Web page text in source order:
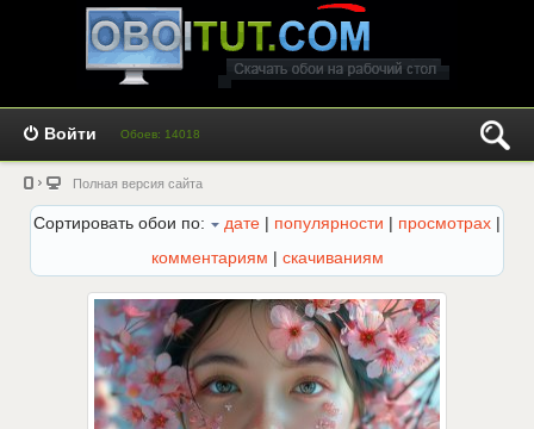
Войти Обоев: 14018
Полная версия сайта
Сортировать обои по: дате | популярности | просмотрах |
комментариям | скачиваниям